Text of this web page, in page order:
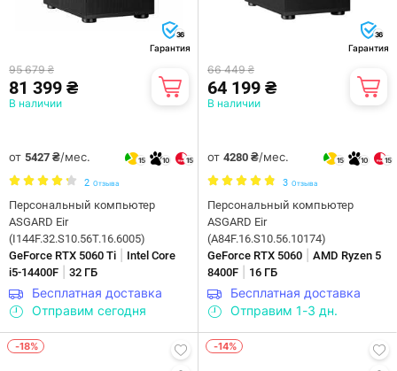
36
Гарантия
95 679 ₴
81 399 ₴
В наличии
от 5427 ₴/мес. 15 10 15
2 Отзыва
Персональный компьютер
ASGARD Eir
(I144F.32.S10.56T.16.6005)
GeForce RTX 5060 Ti
Intel Core
i5-14400F
32 ГБ
Бесплатная доставка
Отправим сегодня
36
Гарантия
66 449 ₴
64 199 ₴
В наличии
от 4280 ₴/мес. 15 10 15
3 Отзыва
Персональный компьютер
ASGARD Eir
(A84F.16.S10.56.10174)
GeForce RTX 5060
AMD Ryzen 5
8400F
16 ГБ
Бесплатная доставка
Отправим 1-3 дн.
-18% -14%